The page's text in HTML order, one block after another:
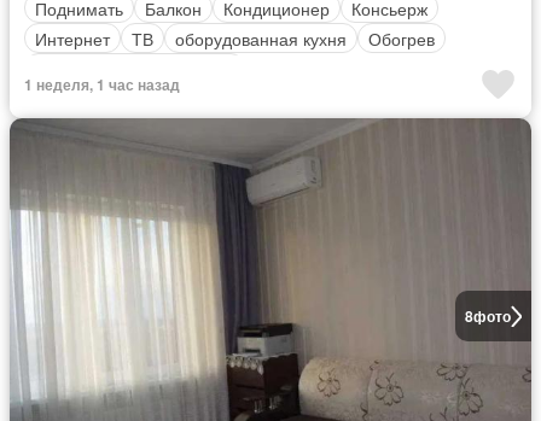
Поднимать
Балкон Кондиционер
Консьерж
Интернет
ТВ оборудованная кухня
Обогрев
1 неделя, 1 час назад
8фото